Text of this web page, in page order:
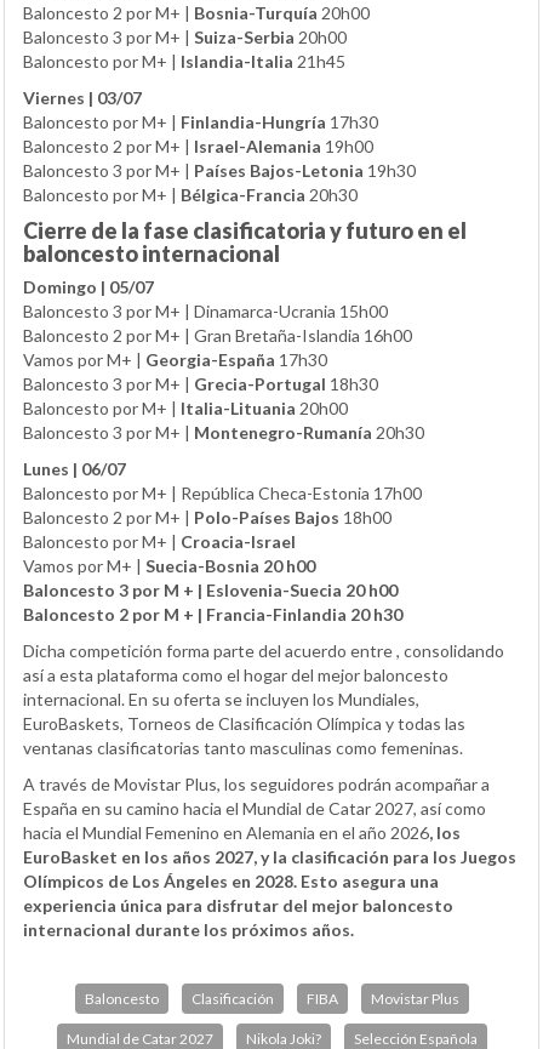
Baloncesto 2 por M+ | Bosnia-Turquía 20h00
Baloncesto 3 por M+ | Suiza-Serbia 20h00
Baloncesto por M+ | Islandia-Italia 21h45
Viernes | 03/07
Baloncesto por M+ | Finlandia-Hungría 17h30
Baloncesto 2 por M+ | Israel-Alemania 19h00
Baloncesto 3 por M+ | Países Bajos-Letonia 19h30
Baloncesto por M+ | Bélgica-Francia 20h30
Cierre de la fase clasificatoria y futuro en el
baloncesto internacional
Domingo | 05/07
Baloncesto 3 por M+ | Dinamarca-Ucrania 15h00
Baloncesto 2 por M+ | Gran Bretaña-Islandia 16h00
Vamos por M+ | Georgia-España 17h30
Baloncesto 3 por M+ | Grecia-Portugal 18h30
Baloncesto por M+ | Italia-Lituania 20h00
Baloncesto 3 por M+ | Montenegro-Rumanía 20h30
Lunes | 06/07
Baloncesto por M+ | República Checa-Estonia 17h00
Baloncesto 2 por M+ | Polo-Países Bajos 18h00
Baloncesto por M+ | Croacia-Israel
Vamos por M+ | Suecia-Bosnia 20 h00
Baloncesto 3 por M + | Eslovenia-Suecia 20 h00
Baloncesto 2 por M + | Francia-Finlandia 20 h30
Dicha competición forma parte del acuerdo entre , consolidando
así a esta plataforma como el hogar del mejor baloncesto
internacional. En su oferta se incluyen los Mundiales,
EuroBaskets, Torneos de Clasificación Olímpica y todas las
ventanas clasificatorias tanto masculinas como femeninas.
A través de Movistar Plus, los seguidores podrán acompañar a
España en su camino hacia el Mundial de Catar 2027, así como
hacia el Mundial Femenino en Alemania en el año 2026, los
EuroBasket en los años 2027, y la clasificación para los Juegos
Olímpicos de Los Ángeles en 2028. Esto asegura una
experiencia única para disfrutar del mejor baloncesto
internacional durante los próximos años.
Baloncesto Clasificación FIBA Movistar Plus
Mundial de Catar 2027 Nikola Joki? Selección Española